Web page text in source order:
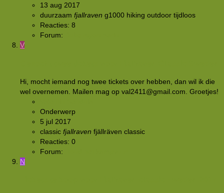
13 aug 2017
duurzaam fjallraven g1000 hiking outdoor tijdloos
Reacties: 8
Forum:
V
Hi, mocht iemand nog twee tickets over hebben, dan wil ik die
wel overnemen. Mailen mag op val2411@gmail.com. Groetjes!
Onderwerp
5 jul 2017
classic fjallraven fjällräven classic
Reacties: 0
Forum:
N